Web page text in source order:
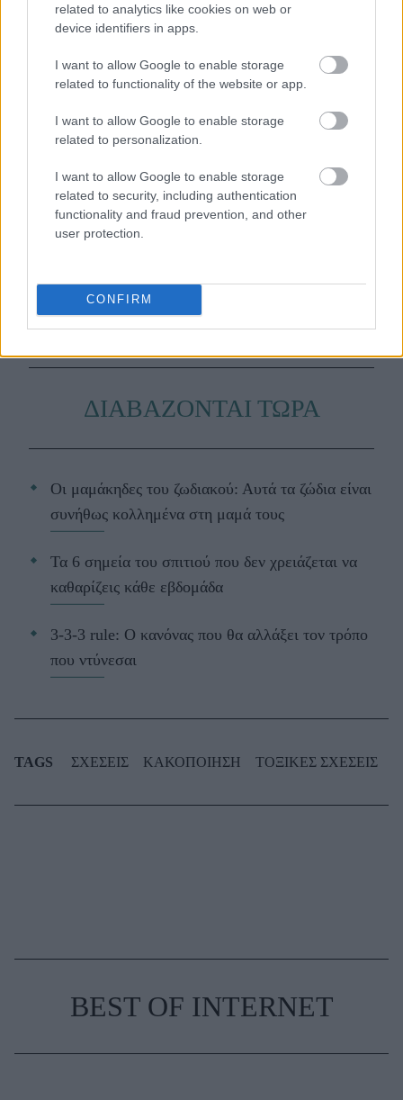
related to analytics like cookies on web or
device identifiers in apps.
I want to allow Google to enable storage
related to functionality of the website or app.
I want to allow Google to enable storage
related to personalization.
I want to allow Google to enable storage
related to security, including authentication
functionality and fraud prevention, and other
user protection.
CONFIRM
Ακολουθήστε
τοjenny.grστο google news
μάθετε τα πάντα γύρω από τη
και την ψυχική υγεία.
ΔΙΑΒΑΖΟΝΤΑΙ ΤΩΡΑ
Οι μαμάκηδες του ζωδιακού: Αυτά τα ζώδια είναι
συνήθως κολλημένα στη μαμά τους
Τα 6 σημεία του σπιτιού που δεν χρειάζεται να
καθαρίζεις κάθε εβδομάδα
3-3-3 rule: Ο κανόνας που θα αλλάξει τον τρόπο
που ντύνεσαι
TAGS ΣΧΕΣΕΙΣ ΚΑΚΟΠΟΙΗΣΗ ΤΟΞΙΚΕΣ ΣΧΕΣΕΙΣ
BEST OF INTERNET